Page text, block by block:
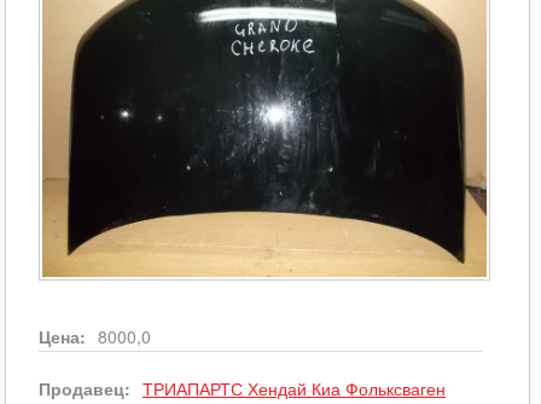
Цена: 8000,0
Продавец: ТРИАПАРТС Хендай Киа Фольксваген